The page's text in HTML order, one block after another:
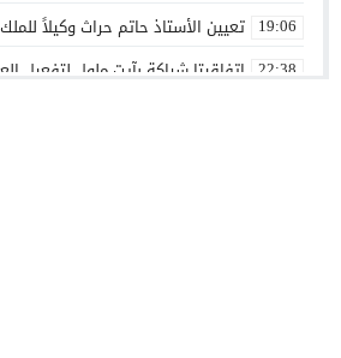
19:06 تعيين الأستاذ حاتم حراث وكيلاً
22:38 اتفاقيتا شراكة بآيت ملول لتفعيل